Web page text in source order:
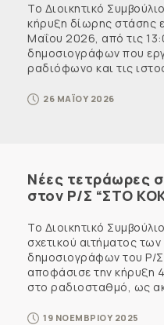
Το Διοικητικό
κήρυξη δίωρης στάσης
Μαΐου 2026, από τις
δημοσιογράφων που
ραδιόφωνο και τις
26 ΜΑΪΟΥ 2026
Νέες τετράωρες
στον Ρ/Σ “ΣΤΟ
Το Διοικητικό
σχετικού αιτήματος
δημοσιογράφων του Ρ/
αποφάσισε την κήρυξη
στο ραδιοσταθμό, ως
19 ΝΟΕΜΒΡΙΟΥ 2025